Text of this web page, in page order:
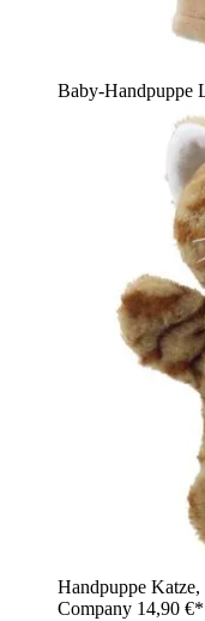
Baby-Handpuppe
Handpuppe
Company 14,90 €*